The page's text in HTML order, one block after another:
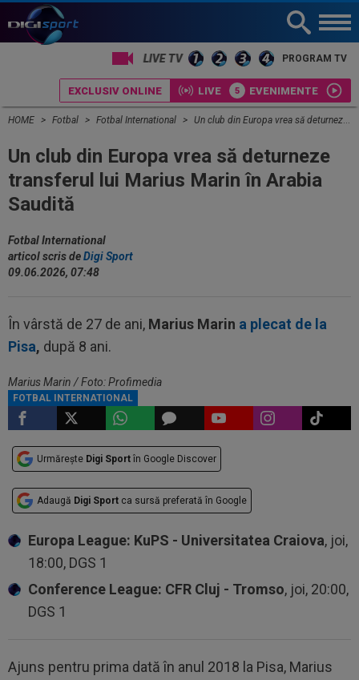
PROGRAM TV
EXCLUSIV ONLINE LIVE EVENIMENTE
HOME Fotbal Fotbal International Un club din Europa vrea să deturneze transferul lui Marius Marin în Arabia Saudită
Un club din Europa vrea să deturneze
transferul lui Marius Marin în Arabia
Saudită
Fotbal International
articol scris deDigi Sport
09.06.2026, 07:48
În vârstă de 27 de ani, Marius Marin a plecat de la
Pisa, după 8 ani.
FOTBAL INTERNATIONAL
Marius Marin / Foto: Profimedia
Urmărește Digi Sport în Google Discover
Adaugă Digi Sport ca sursă preferată în Google
Europa League: KuPS - Universitatea Craiova, joi,
18:00, DGS 1
Conference League: CFR Cluj - Tromso, joi, 20:00,
DGS 1
Ajuns pentru prima dată în anul 2018 la Pisa, Marius